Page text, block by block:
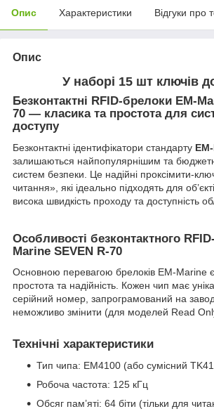
Опис Характеристики Відгуки про
Опис
У наборі 15 шт ключів
Безконтактні RFID-брелоки EM-
70 — класика та простота для
доступу
Безконтактні ідентифікатори стандарту
залишаються найпопулярнішим та
систем безпеки. Це надійні проксімити-
читання», які ідеально підходять для
висока швидкість проходу та доступність
Особливості безконтактного
Marine SEVEN R-70
Основною перевагою брелоків EM-Marine
простота та надійність. Кожен чип має
серійний номер, запрограмований на
неможливо змінити (для моделей Read
Технічні характеристики
Тип чипа: EM4100 (або сумісний
Робоча частота: 125 кГц
Обсяг пам’яті: 64 біти (тільки для